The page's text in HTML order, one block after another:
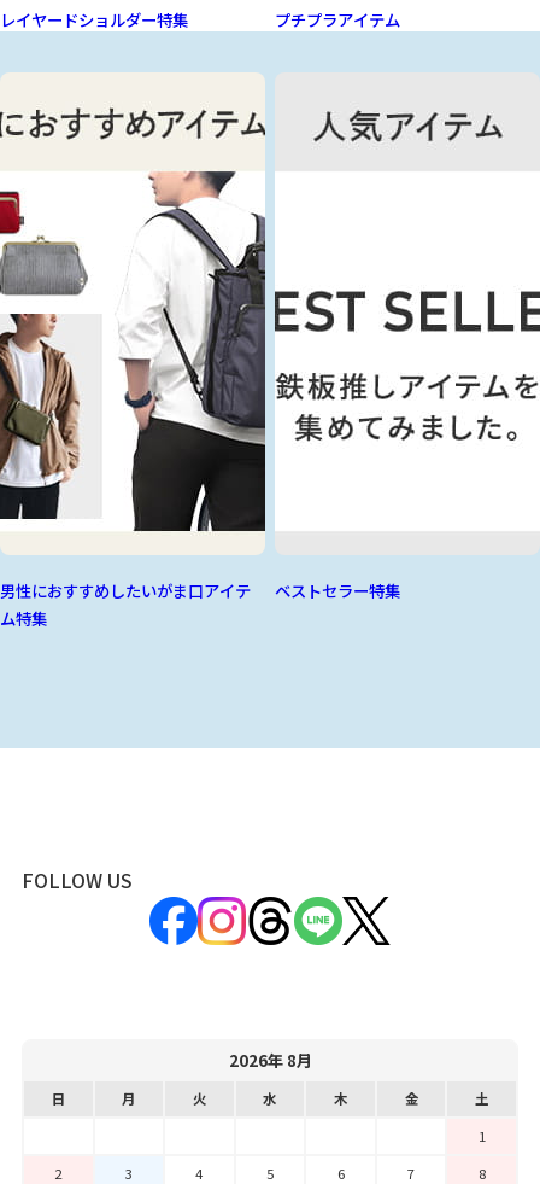
レイヤードショルダー特集 プチプラアイテム
男性におすすめしたいがま口アイテ
ム特集
ベストセラー特集
FOLLOW US
2026年 8月
日 月 火 水 木 金
土
1
2
3 4 5 6 7
8